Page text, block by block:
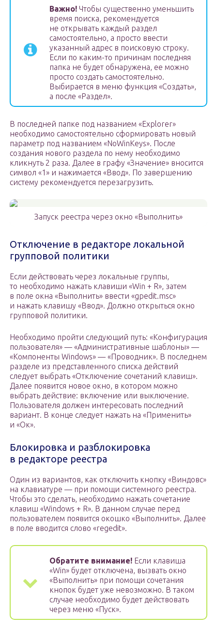
Важно! Чтобы существенно уменьшить
время поиска, рекомендуется
не открывать каждый раздел
самостоятельно, а просто ввести
указанный адрес в поисковую строку.
Если по каким-то причинам последняя
папка не будет обнаружена, ее можно
просто создать самостоятельно.
Выбирается в меню функция «Создать»,
а после «Раздел».
В последней папке под названием «Explorer»
необходимо самостоятельно сформировать новый
параметр под названием «NoWinKeys». После
создания нового раздела по нему необходимо
кликнуть 2 раза. Далее в графу «Значение» вносится
символ «1» и нажимается «Ввод». По завершению
систему рекомендуется перезагрузить.
Запуск реестра через окно «Выполнить»
Отключение в редакторе локальной
групповой политики
Если действовать через локальные группы,
то необходимо нажать клавиши «Win + R», затем
в поле окна «Выполнить» ввести «gpedit.msc»
и нажать клавишу «Ввод». Должно открыться окно
групповой политики.
Необходимо пройти следующий путь: «Конфигурация
пользователя» — «Административные шаблоны» —
«Компоненты Windows» — «Проводник». В последнем
разделе из представленного списка действий
следует выбрать «Отключение сочетаний клавиш».
Далее появится новое окно, в котором можно
выбрать действие: включение или выключение.
Пользователя должен интересовать последний
вариант. В конце следует нажать на «Применить»
и «Ок».
Блокировка и разблокировка
в редакторе реестра
Один из вариантов, как отключить кнопку «Виндовс»
на клавиатуре — при помощи системного реестра.
Чтобы это сделать, необходимо нажать сочетание
клавиш «Windows + R». В данном случае перед
пользователем появится окошко «Выполнить». Далее
в поле вводится слово «regedit».
Обратите внимание! Если клавиша
«Win» будет отключена, вызвать окно
«Выполнить» при помощи сочетания
кнопок будет уже невозможно. В таком
случае необходимо будет действовать
через меню «Пуск».